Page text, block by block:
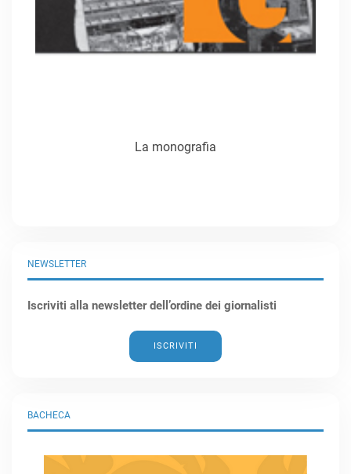
BACHECA
NEWSLETTER
Iscriviti alla newsletter dell’ordine dei giornalisti
ISCRIVITI
La monografia